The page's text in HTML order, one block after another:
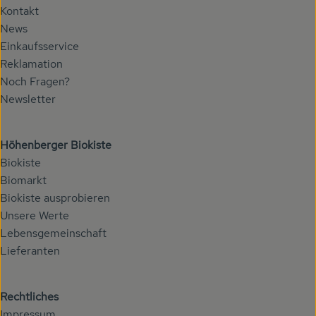
Kontakt
News
Einkaufsservice
Reklamation
Noch Fragen?
Newsletter
Höhenberger Biokiste
Biokiste
Biomarkt
Biokiste ausprobieren
Unsere Werte
Lebensgemeinschaft
Lieferanten
Rechtliches